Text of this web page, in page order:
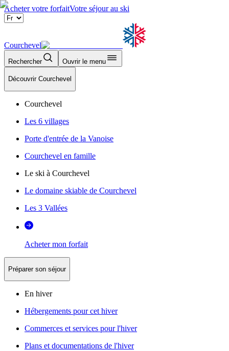
Acheter votre forfaitVotre séjour au ski
Courchevel
Rechercher Ouvrir le menu
Découvrir Courchevel
Courchevel
Les 6 villages
Porte d'entrée de la Vanoise
Courchevel en famille
Le ski à Courchevel
Le domaine skiable de Courchevel
Les 3 Vallées
Acheter mon forfait
Préparer son séjour
En hiver
Hébergements pour cet hiver
Commerces et services pour l'hiver
Plans et documentations de l'hiver